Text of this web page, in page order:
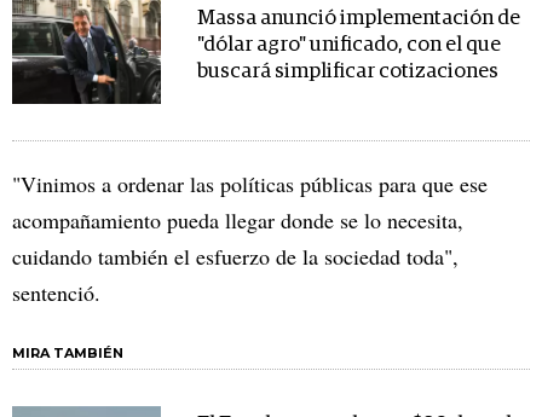
Massa anunció implementación de
"dólar agro" unificado, con el que
buscará simplificar cotizaciones
"Vinimos a ordenar las políticas públicas para que ese
acompañamiento pueda llegar donde se lo necesita,
cuidando también el esfuerzo de la sociedad toda",
sentenció.
MIRA TAMBIÉN